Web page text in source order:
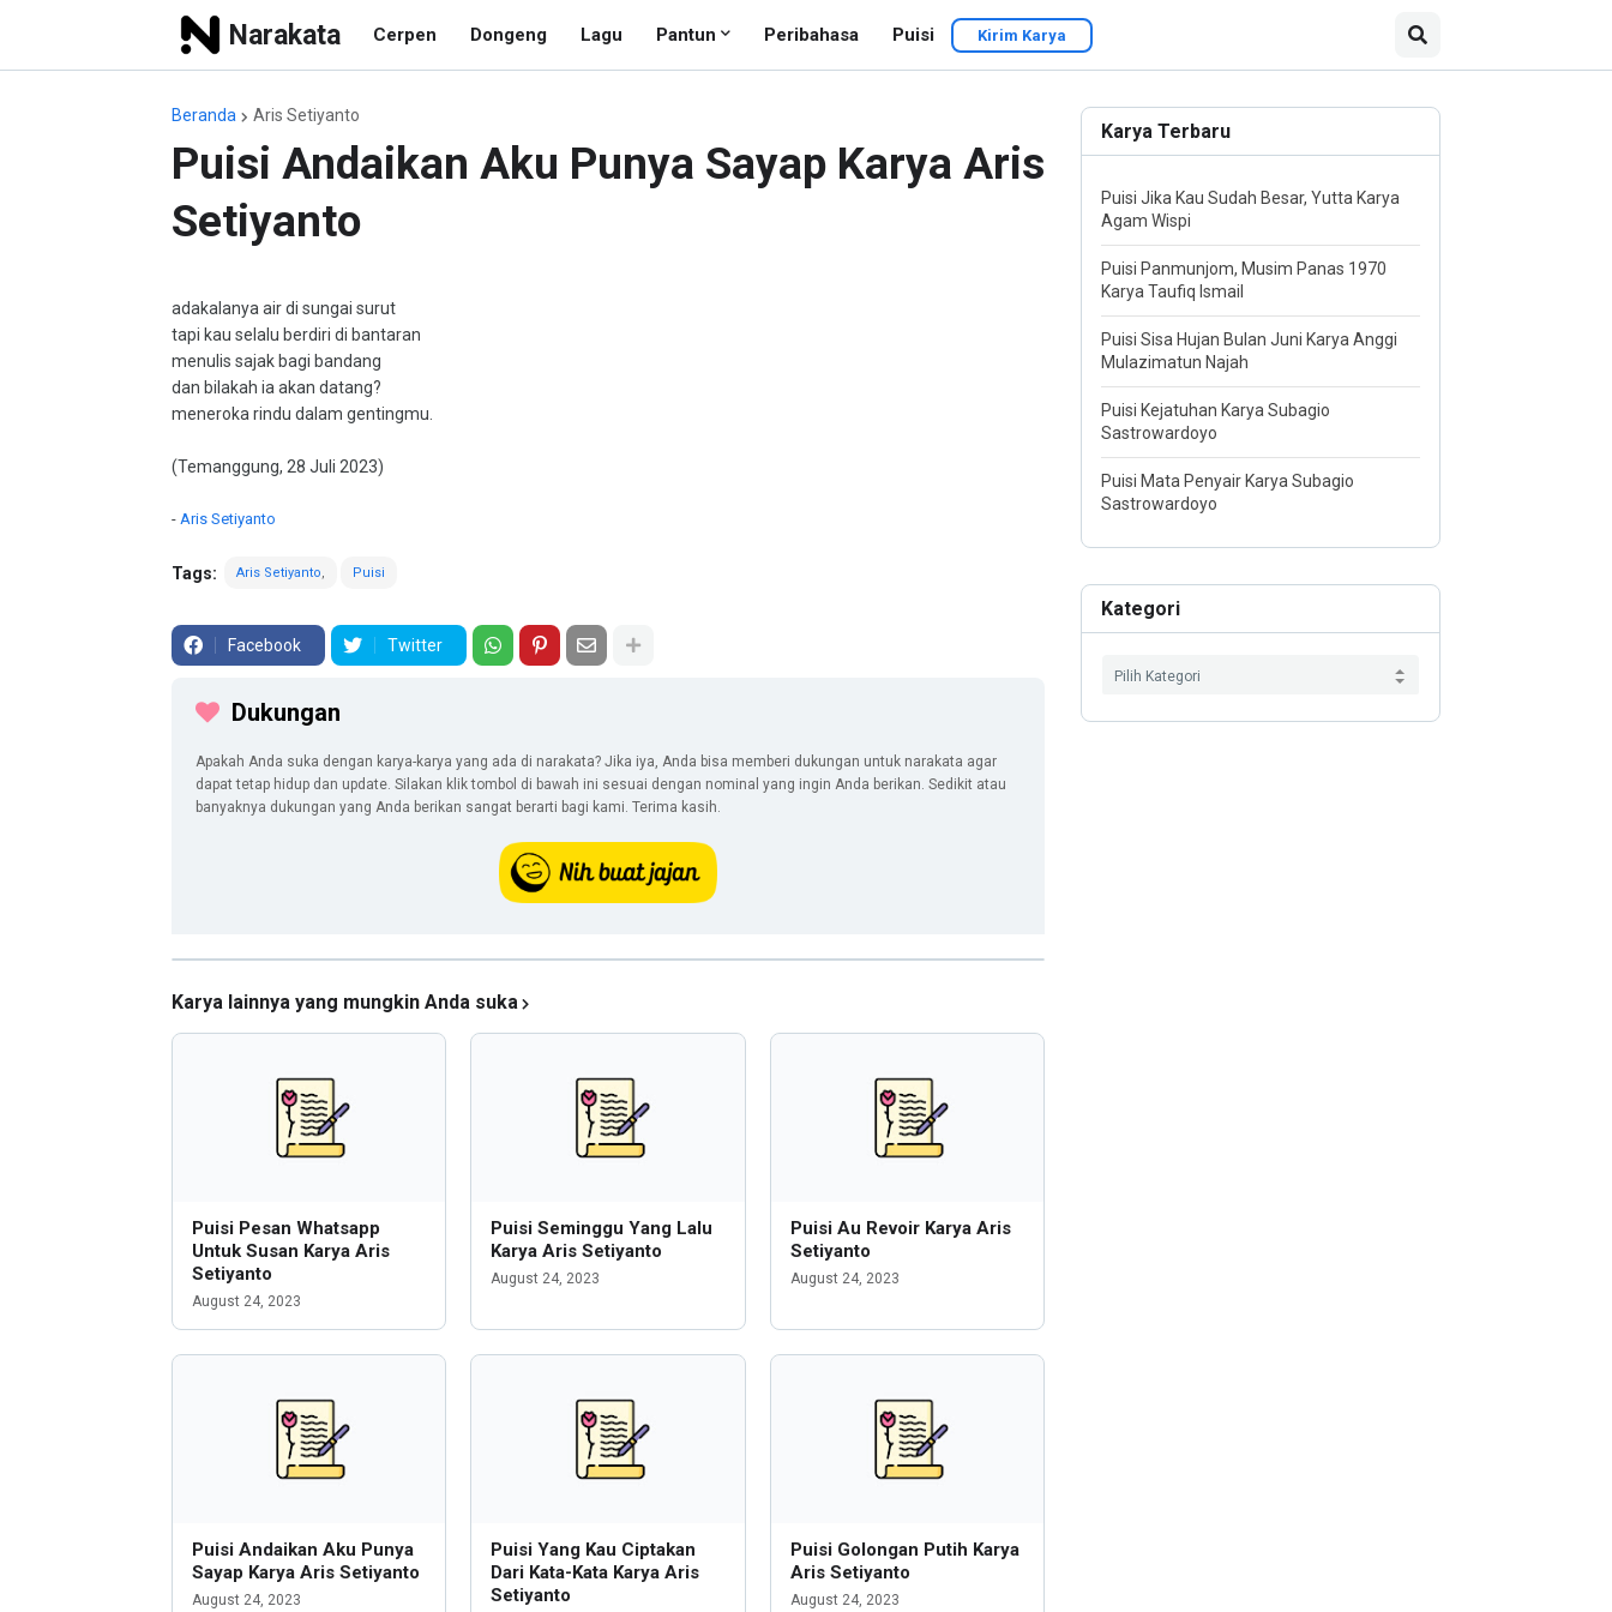
Narakata Cerpen Dongeng Lagu Pantun Peribahasa Puisi Kirim Karya
Beranda Aris Setiyanto
Puisi Andaikan Aku Punya Sayap Karya Aris
Setiyanto
adakalanya air di sungai surut
tapi kau selalu berdiri di bantaran
menulis sajak bagi bandang
dan bilakah ia akan datang?
meneroka rindu dalam gentingmu.
(Temanggung, 28 Juli 2023)
- Aris Setiyanto
Tags: Aris Setiyanto Puisi
Facebook Twitter
Dukungan
Apakah Anda suka dengan karya-karya yang ada di narakata? Jika iya, Anda bisa memberi dukungan untuk narakata agar
dapat tetap hidup dan update. Silakan klik tombol di bawah ini sesuai dengan nominal yang ingin Anda berikan. Sedikit atau
banyaknya dukungan yang Anda berikan sangat berarti bagi kami. Terima kasih.
Karya lainnya yang mungkin Anda suka
Puisi Pesan Whatsapp
Untuk Susan Karya Aris
Setiyanto
August 24, 2023
Puisi Seminggu Yang Lalu
Karya Aris Setiyanto
August 24, 2023
Puisi Au Revoir Karya Aris
Setiyanto
August 24, 2023
Puisi Andaikan Aku Punya
Sayap Karya Aris Setiyanto
August 24, 2023
Puisi Yang Kau Ciptakan
Dari Kata-Kata Karya Aris
Setiyanto
Puisi Golongan Putih Karya
Aris Setiyanto
August 24, 2023
Karya Terbaru
Puisi Jika Kau Sudah Besar, Yutta Karya
Agam Wispi
Puisi Panmunjom, Musim Panas 1970
Karya Taufiq Ismail
Puisi Sisa Hujan Bulan Juni Karya Anggi
Mulazimatun Najah
Puisi Kejatuhan Karya Subagio
Sastrowardoyo
Puisi Mata Penyair Karya Subagio
Sastrowardoyo
Kategori